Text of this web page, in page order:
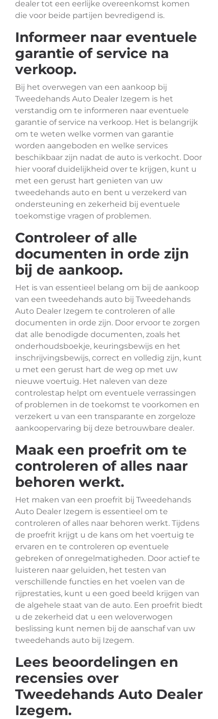
dealer tot een eerlijke overeenkomst komen
die voor beide partijen bevredigend is.
Informeer naar eventuele
garantie of service na
verkoop.
Bij het overwegen van een aankoop bij
Tweedehands Auto Dealer Izegem is het
verstandig om te informeren naar eventuele
garantie of service na verkoop. Het is belangrijk
om te weten welke vormen van garantie
worden aangeboden en welke services
beschikbaar zijn nadat de auto is verkocht. Door
hier vooraf duidelijkheid over te krijgen, kunt u
met een gerust hart genieten van uw
tweedehands auto en bent u verzekerd van
ondersteuning en zekerheid bij eventuele
toekomstige vragen of problemen.
Controleer of alle
documenten in orde zijn
bij de aankoop.
Het is van essentieel belang om bij de aankoop
van een tweedehands auto bij Tweedehands
Auto Dealer Izegem te controleren of alle
documenten in orde zijn. Door ervoor te zorgen
dat alle benodigde documenten, zoals het
onderhoudsboekje, keuringsbewijs en het
inschrijvingsbewijs, correct en volledig zijn, kunt
u met een gerust hart de weg op met uw
nieuwe voertuig. Het naleven van deze
controlestap helpt om eventuele verrassingen
of problemen in de toekomst te voorkomen en
verzekert u van een transparante en zorgeloze
aankoopervaring bij deze betrouwbare dealer.
Maak een proefrit om te
controleren of alles naar
behoren werkt.
Het maken van een proefrit bij Tweedehands
Auto Dealer Izegem is essentieel om te
controleren of alles naar behoren werkt. Tijdens
de proefrit krijgt u de kans om het voertuig te
ervaren en te controleren op eventuele
gebreken of onregelmatigheden. Door actief te
luisteren naar geluiden, het testen van
verschillende functies en het voelen van de
rijprestaties, kunt u een goed beeld krijgen van
de algehele staat van de auto. Een proefrit biedt
u de zekerheid dat u een weloverwogen
beslissing kunt nemen bij de aanschaf van uw
tweedehands auto bij Izegem.
Lees beoordelingen en
recensies over
Tweedehands Auto Dealer
Izegem.